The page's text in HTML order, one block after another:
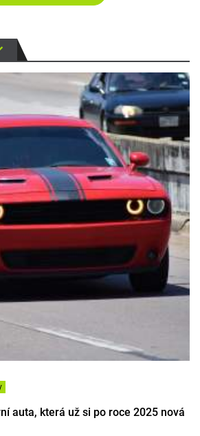
auta, která už si po roce 2025 nová